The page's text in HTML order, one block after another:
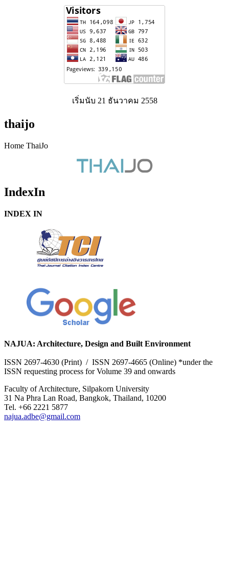
เริ่มนับ 21 ธันวาคม 2558
thaijo
Home ThaiJo
IndexIn
INDEX IN
NAJUA: Architecture, Design and Built Environment
ISSN 2697-4630 (Print) / ISSN 2697-4665 (Online) *under the
ISSN requesting process for Volume 39 and onwards
Faculty of Architecture, Silpakorn University
31 Na Phra Lan Road, Bangkok, Thailand, 10200
Tel. +66 2221 5877
najua.adbe@gmail.com